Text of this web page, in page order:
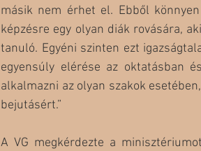
másik nem érhet el. Ebből
képzésre egy olyan diák rovására,
tanuló. Egyéni szinten ezt
egyensúly elérése az oktatásban
alkalmazni az olyan szakok
bejutásért.”
A VG megkérdezte a